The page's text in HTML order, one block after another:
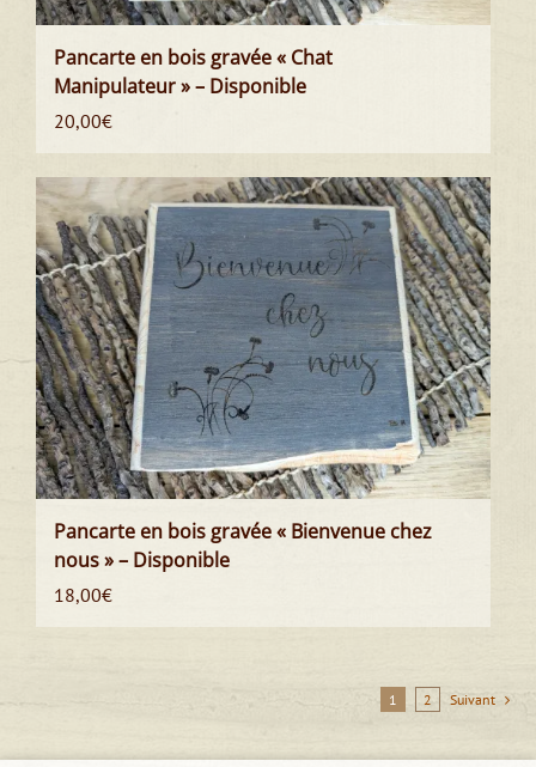
Pancarte en bois gravée « Chat
Manipulateur » – Disponible
20,00€
Pancarte en bois gravée « Bienvenue chez
nous » – Disponible
18,00€
1 2 Suivant